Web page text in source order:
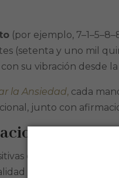
(por ejemplo,
(setenta y uno mil
su vibración desde
la Ansiedad, cada
junto con
en tiempo
interior. No se